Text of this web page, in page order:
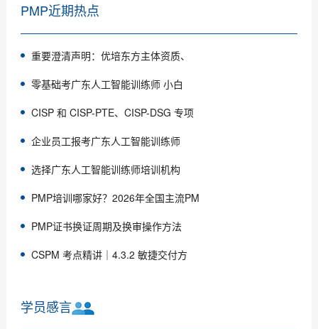
PMP近期热点
重要澄清声明：优培东方主体资质、
零基础考广东人工智能训练师 小白
CISP 和 CISP-PTE、CISP-DSG 专项
企业员工报考广东人工智能训练师
选择广东人工智能训练师培训机构
PMP培训哪家好？2026年全国主流PM
PMP证书换证周期及换审操作方法
CSPM 考点精讲｜4.3.2 敏捷交付方
学员感言